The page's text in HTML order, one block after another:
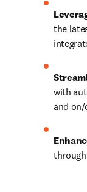
the
with
and